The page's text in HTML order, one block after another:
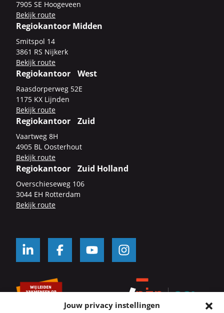
Jouw privacy instellingen
7905 SE Hoo­ge­veen
Be­kijk route
Regiokantoor Midden
Smits­pol 14
3861 RS Nij­kerk
Be­kijk route
Regiokantoor West
Raas­dor­per­weg 52E
1175 KX Lijn­den
Be­kijk route
Regiokantoor Zuid
Vaart­weg 8H
4905 BL Oos­ter­hout
Be­kijk route
Regiokantoor Zuid Holland
Over­schie­se­weg 106
3044 EH Rot­ter­dam
Be­kijk route